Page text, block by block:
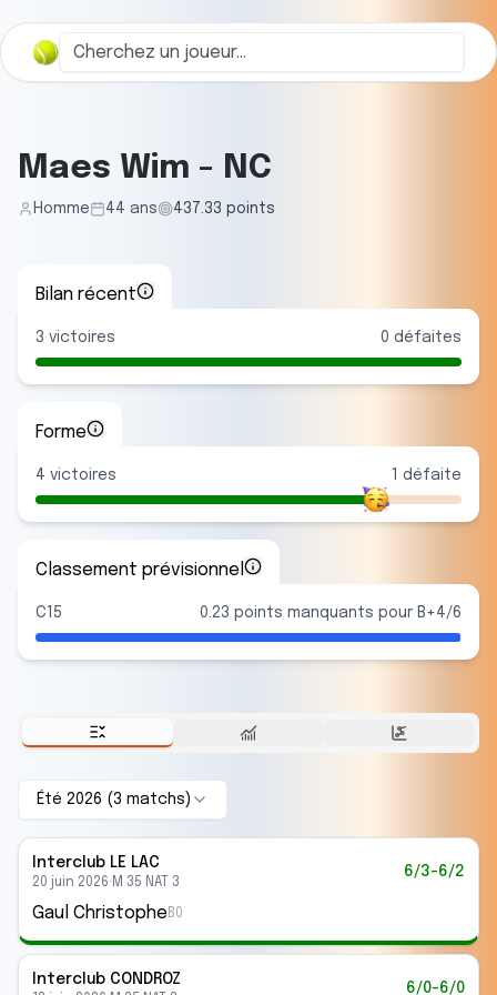
Maes Wim - NC
Homme 44 ans 437.33 points
Bilan récent
3 victoires 0 défaites
Forme
4 victoires défaite
Classement prévisionnel
C15 0.23 points manquants pour B+4/6
Été 2026 (3 matchs )
Interclub LE LAC
20 juin 2026· M 35 NAT 3
6/3-6/2
Gaul Christophe B0
Interclub CONDROZ
6/0-6/0